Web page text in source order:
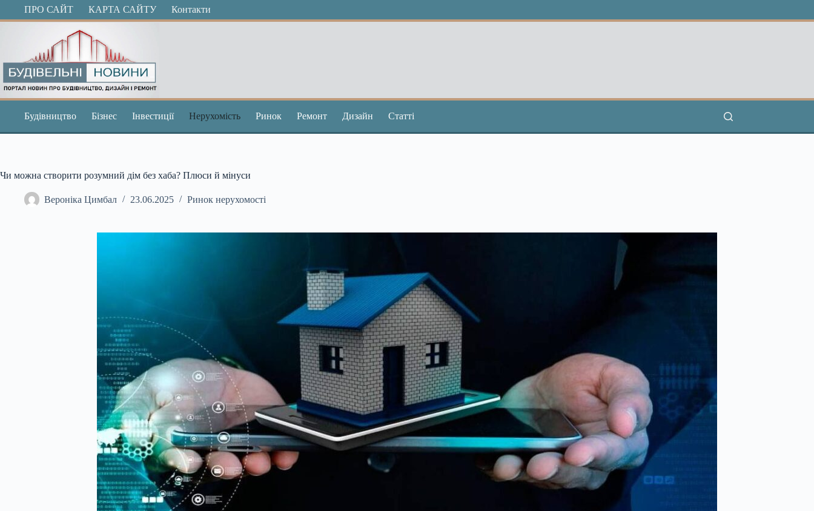
ПерейтиПРО САЙТ КАРТА САЙТУ Контакти
Будівництво Бізнес Інвестиції Нерухомість Ринок Ремонт Дизайн Статті
Чи можна створити розумний дім без хаба? Плюси й мінуси
Вероніка Цимбал 23.06.2025 Ринок нерухомості